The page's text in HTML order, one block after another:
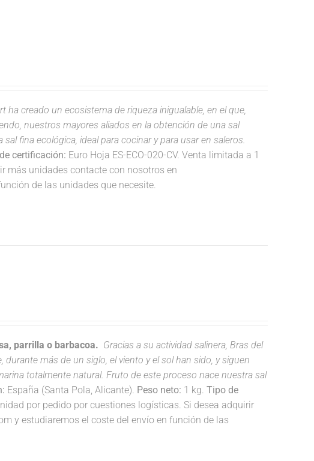
ha creado un ecosistema de riqueza inigualable, en el que,
nuestros mayores aliados en la obtención de una sal
fina ecológica, ideal para cocinar y para usar en saleros.
certificación: Euro Hoja ES-ECO-020-CV. Venta limitada a 1
más unidades contacte con nosotros en
de las unidades que necesite.
parrilla o barbacoa. Gracias a su actividad salinera, Bras del
más de un siglo, el viento y el sol han sido, y siguen
totalmente natural. Fruto de este proceso nace nuestra sal
España (Santa Pola, Alicante). Peso neto: 1 kg.Tipo de
por pedido por cuestiones logísticas. Si desea adquirir
y estudiaremos el coste del envío en función de las